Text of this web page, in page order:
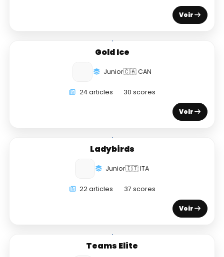
Voir
Gold Ice
Junior🇨🇦 CAN
24 articles 30 scores
Voir
Ladybirds
Junior🇮🇹 ITA
22 articles 37 scores
Voir
Teams Elite